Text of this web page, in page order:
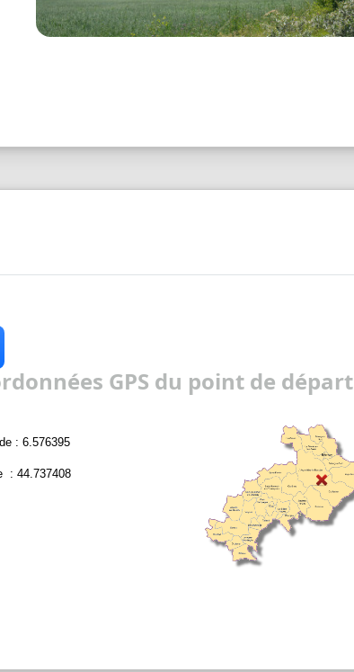
GPS du point de départ
: 6.576395
: 44.737408